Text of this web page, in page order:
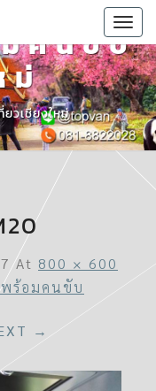
คนขับ
ม่
ยวเชียงใหม่
At 800 × 600
พร้อมคนขับ
→